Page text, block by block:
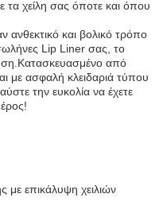
τα χείλη σας όποτε και όπου
ανθεκτικό και βολικό τρόπο
Lip Liner σας, το
από
με ασφαλή κλειδαριά τύπου
την ευκολία να έχετε
με επικάλυψη χειλιών